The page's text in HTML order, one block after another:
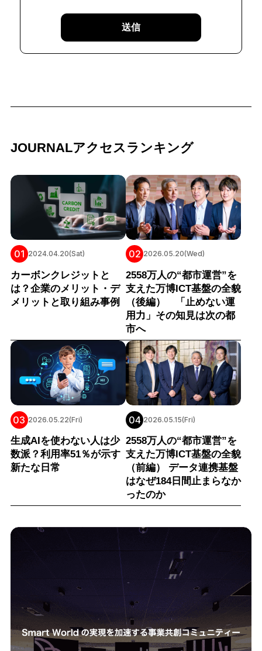
送信
JOURNALアクセスランキング
01 2024.04.20(Sat)
カーボンクレジットと
は？企業のメリット・デ
メリットと取り組み事例
02 2026.05.20(Wed)
2558万人の“都市運営”を
支えた万博ICT基盤の全貌
（後編） 「止めない運
用力」その知見は次の都
市へ
03 2026.05.22(Fri)
生成AIを使わない人は少
数派？利用率51％が示す
新たな日常
04 2026.05.15(Fri)
2558万人の“都市運営”を
支えた万博ICT基盤の全貌
（前編） データ連携基盤
はなぜ184日間止まらなか
ったのか